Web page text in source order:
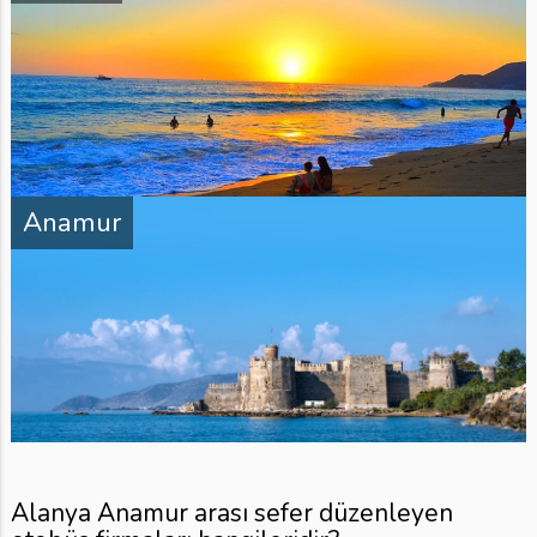
Anamur
Alanya Anamur arası sefer düzenleyen